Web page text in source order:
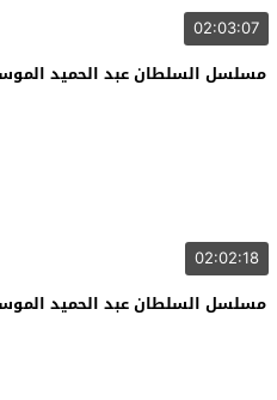
02:03:07
مسلسل السلطان عبد الحميد الموسم
02:02:18
مسلسل السلطان عبد الحميد الموسم